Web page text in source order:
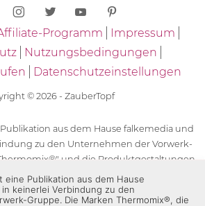
Programm
Impressum
Nutzungsbedingungen
Datenschutzeinstellungen
© 2026 - ZauberTopf
aus dem Hause falkemedia und
zu den Unternehmen der Vorwerk-
und die Produktgestaltungen
eingetragene Marken der Unternehmen
Marken Thermomix®, die Zeichen TM5®,
eine Publikation aus dem Hause
keinerlei Verbindung zu den
Gruppe. Die Marken Thermomix®, die